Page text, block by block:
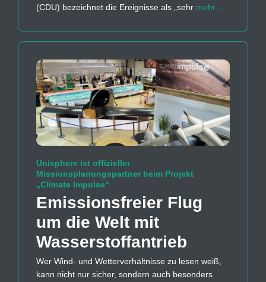
(CDU) bezeichnet die Ereignisse als „sehr mehr…
Unisphere ist offizieller
Missionsplanungspartner beim Projekt
„Climate Impulse“
Emissions­freier Flug
um die Welt mit
Wasserstoff­antrieb
Wer Wind- und Wetterverhältnisse zu lesen weiß,
kann nicht nur sicher, sondern auch besonders